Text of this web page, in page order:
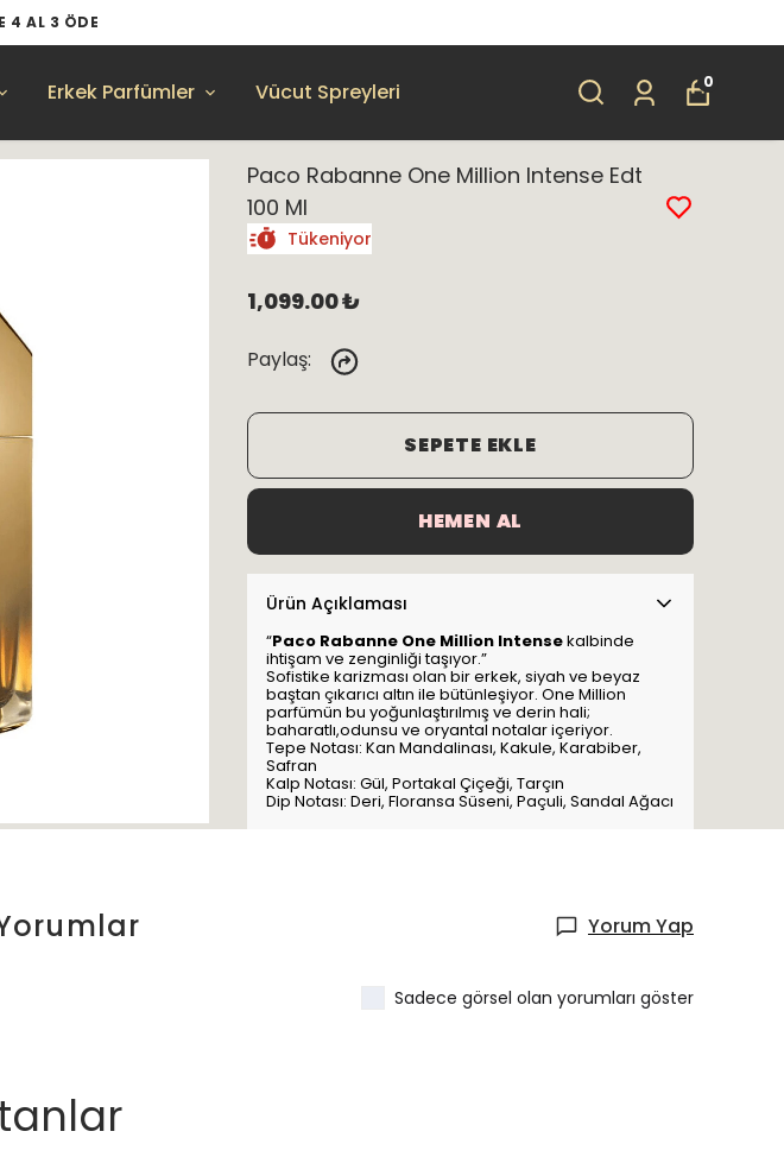
4 AL 3 ÖDE
Erkek Parfümler Vücut Spreyleri 0
Paco Rabanne One Million Intense Edt
100 Ml
Tükeniyor
1,099.00 ₺
Paylaş:
SEPETE EKLE
HEMEN AL
Ürün Açıklaması
“Paco Rabanne One Million Intensekalbinde
ihtişam ve zenginliği taşıyor.”
Sofistike karizması olan bir erkek, siyah ve beyaz
baştan çıkarıcı altın ile bütünleşiyor. One Million
parfümün bu yoğunlaştırılmış ve derin hali;
baharatlı,odunsu ve oryantal notalar içeriyor.
Tepe Notası: Kan Mandalinası, Kakule, Karabiber,
Safran
Kalp Notası: Gül, Portakal Çiçeği, Tarçın
Dip Notası: Deri, Floransa Süseni, Paçuli, Sandal Ağacı
Yorum Yap
Sadece görsel olan yorumları göster